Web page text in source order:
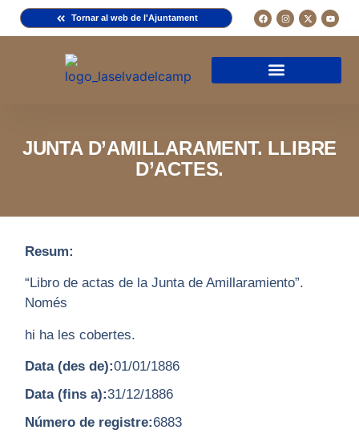
Tornar al web de l'Ajuntament
JUNTA D’AMILLARAMENT. LLIBRE
D’ACTES.
Resum:
“Libro de actas de la Junta de Amillaramiento”.
Només
hi ha les cobertes.
Data (des de):01/01/1886
Data (fins a):31/12/1886
Número de registre:6883